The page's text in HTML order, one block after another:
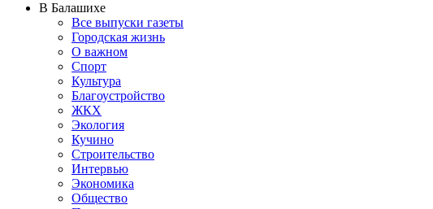
В Балашихе
Все выпуски газеты
Городская жизнь
О важном
Спорт
Культура
Благоустройство
ЖКХ
Экология
Кучино
Строительство
Интервью
Экономика
Общество